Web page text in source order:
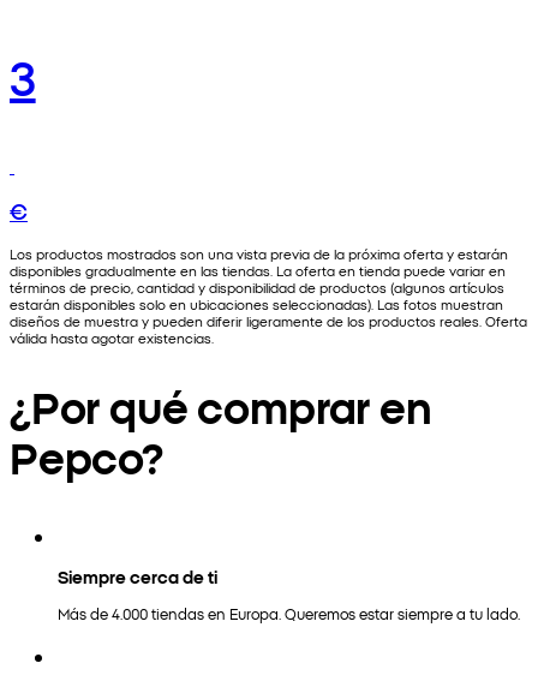
3
€
Los productos mostrados son una vista previa de la próxima oferta y estarán
disponibles gradualmente en las tiendas. La oferta en tienda puede variar en
términos de precio, cantidad y disponibilidad de productos (algunos artículos
estarán disponibles solo en ubicaciones seleccionadas). Las fotos muestran
diseños de muestra y pueden diferir ligeramente de los productos reales. Oferta
válida hasta agotar existencias.
¿Por qué comprar en
Pepco?
Siempre cerca de ti
Más de 4.000 tiendas en Europa. Queremos estar siempre a tu lado.